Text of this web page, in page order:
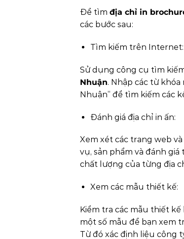
Để tìm địa chỉ in
các bước sau:
Tìm kiếm trên Internet:
Sử dụng công cụ tìm
Nhuận. Nhập các từ khóa
Nhuận” để tìm kiếm các
Đánh giá địa chỉ in ấn:
Xem xét các trang web
vụ, sản phẩm và đánh
chất lượng của từng địa
Xem các mẫu thiết kế:
Kiểm tra các mẫu thiết
một số mẫu để bạn xem
Từ đó xác định liệu công